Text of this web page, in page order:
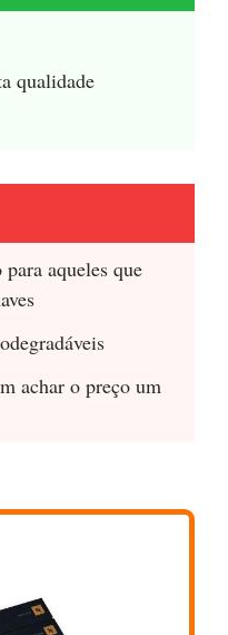
qualidade
aqueles que
achar o preço um